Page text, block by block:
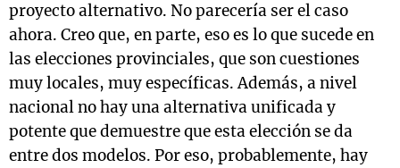
proyecto alternativo. No parecería ser el caso
ahora. Creo que, en parte, eso es lo que sucede en
las elecciones provinciales, que son cuestiones
muy locales, muy específicas. Además, a nivel
nacional no hay una alternativa unificada y
potente que demuestre que esta elección se da
entre dos modelos. Por eso, probablemente, hay